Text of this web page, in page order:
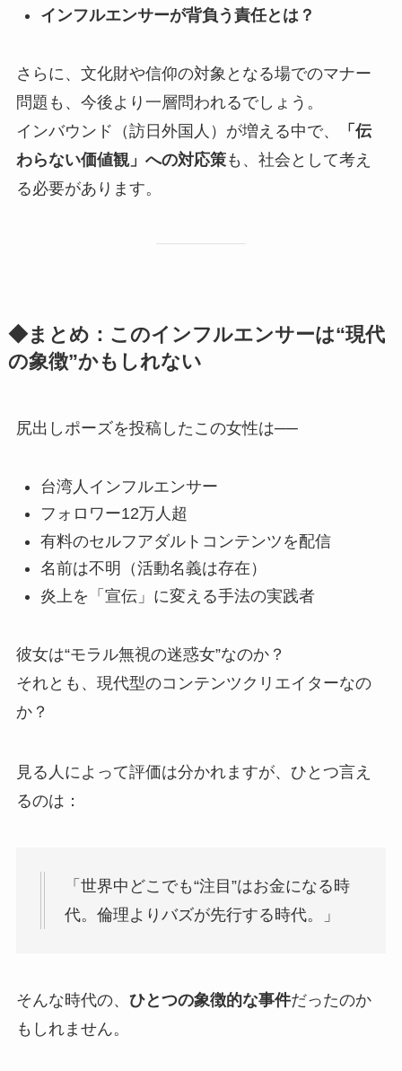
インフルエンサーが背負う責任とは？
さらに、文化財や信仰の対象となる場でのマナー
問題も、今後より一層問われるでしょう。
インバウンド（訪日外国人）が増える中で、
「伝
わらない価値観」への対応策も、社会として考え
る必要があります。
◆まとめ：このインフルエンサーは“現代
の象徴”かもしれない
尻出しポーズを投稿したこの女性は──
台湾人インフルエンサー
フォロワー12万人超
有料のセルフアダルトコンテンツを配信
名前は不明（活動名義は存在）
炎上を「宣伝」に変える手法の実践者
彼女は“モラル無視の迷惑女”なのか？
それとも、現代型のコンテンツクリエイターなの
か？
見る人によって評価は分かれますが、ひとつ言え
るのは：
「世界中どこでも“注目”はお金になる時
代。倫理よりバズが先行する時代。」
そんな時代の、 ひとつの象徴的な事件だったのか
もしれません。